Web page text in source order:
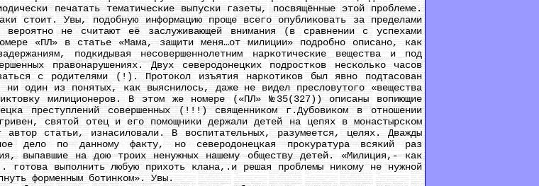
печатать тематические выпуски газеты, посвящённые этой проблеме.
стоит. Увы, подобную информацию проще всего опубликовать за пределами
не считают её заслуживающей внимания (в сравнении с успехами
«ПЛ» в статье «Мама, защити меня…от милиции» подробно описано, как
подкидывая несовершеннолетним наркотические вещества и под
правонарушениях. Двух северодонецких подростков несколько часов
с родителями (!). Протокол изъятия наркотиков был явно подтасован
один из понятых, как выяснилось, даже не видел пресловутого «вещества
милиционеров. В этом же номере («ПЛ» №35(327)) описаны вопиющие
преступлений совершенных (!!!) священником г.Дубовиком в отношении
святой отец и его помощники держали детей на цепях в монастырском
статьи, изнасиловали. В воспитательных, разумеется, целях. Дважды
дело по данному факту, но северодонецкая прокуратура всякий раз
выпавшие на дою троих ненужных нашему обществу детей. «Милиция,- как
готова выполнить любую прихоть клана,.и решая проблемы никому не нужной
форменным ботинком». Увы.